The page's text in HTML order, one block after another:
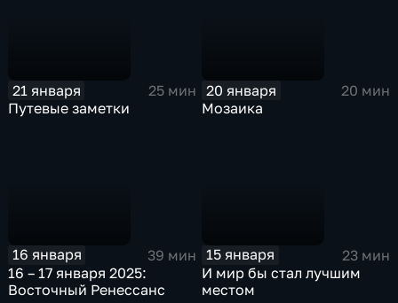
21 января
25 мин
Путевые заметки
20 января
20 мин
Мозаика
16 января
39 мин
16 – 17 января 2025:
Восточный Ренессанс
15 января
23 мин
И мир бы стал лучшим
местом